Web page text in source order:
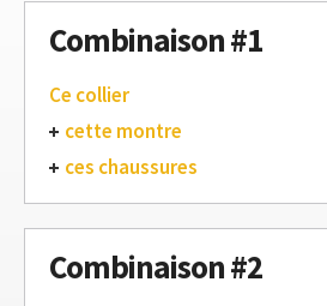
Combinaison #1
Ce collier
cette montre
ces chaussures
Combinaison #2